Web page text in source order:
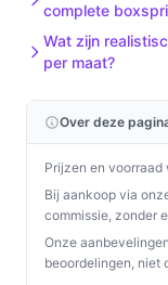
complete
Wat zijn
per maat?
Over deze
Prijzen en
Bij aankoop via
commissie, zonder
Onze
beoordelingen, niet